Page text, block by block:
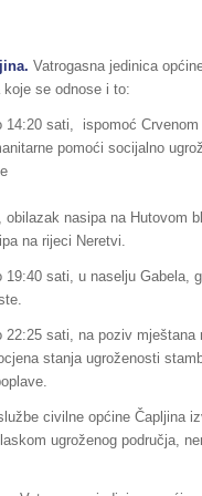
Vatrogasna jedinica
koje se odnose i to:
14:20 sati, ispomoć Crvenom
pomoći socijalno
–
obilazak nasipa na Hutovom
na rijeci Neretvi.
19:40 sati, u naselju Gabela,
22:25 sati, na poziv mještana
stanja ugroženosti
civilne općine Čapljina
ugroženog područja,